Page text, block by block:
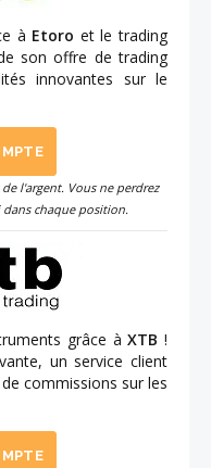
à Etoro et le trading
son offre de trading
innovantes sur le
l'argent. Vous ne perdrez
chaque position.
grâce àXTB !
un service client
commissions sur les